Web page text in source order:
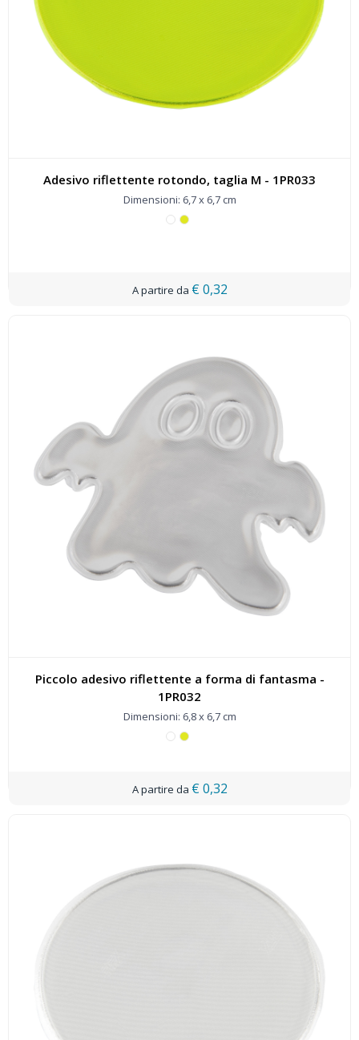
Adesivo riflettente rotondo, taglia M - 1PR033
Dimensioni: 6,7 x 6,7 cm
€ 0,32
Piccolo adesivo riflettente a forma di fantasma -
1PR032
Dimensioni: 6,8 x 6,7 cm
€ 0,32